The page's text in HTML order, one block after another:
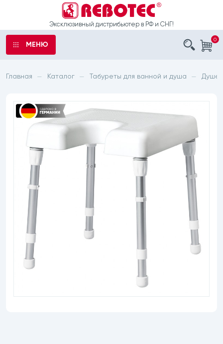
Эксклюзивный дистрибьютер в РФ и СНГ!
МЕНЮ
0
Главная — Каталог — Табуреты для ванной и душа —
санитарным